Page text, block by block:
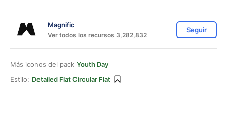
Magnific
Ver todos los recursos 3,282,832
Seguir
Más iconos del pack Youth Day
Estilo: Detailed Flat Circular Flat